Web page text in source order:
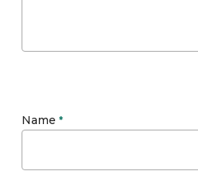
Name *